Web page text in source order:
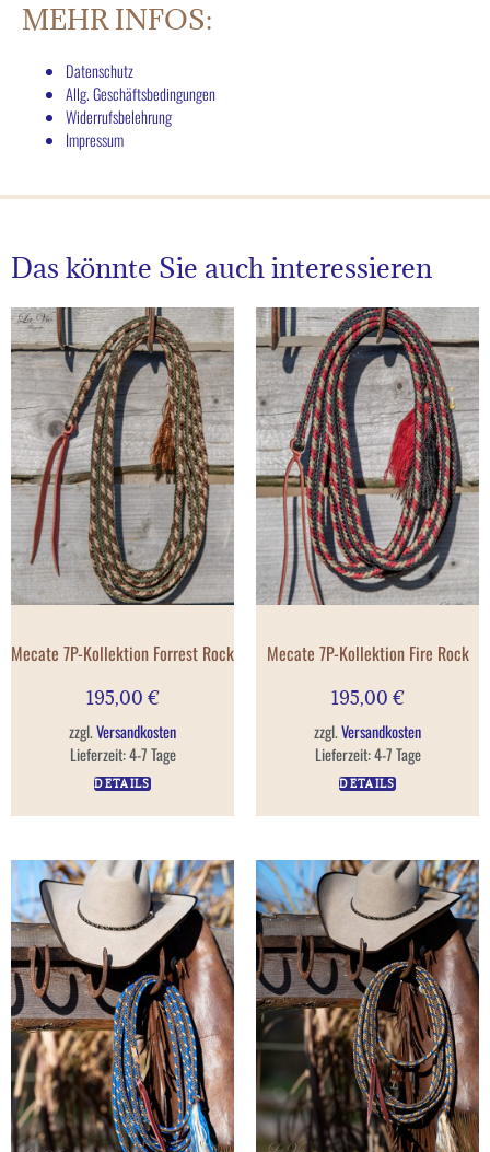
MEHR INFOS:
Datenschutz
Allg. Geschäftsbedingungen
Widerrufsbelehrung
Impressum
Das könnte Sie auch interessieren
Mecate 7P-Kollektion Forrest Rock
195,00 €
zzgl.Versandkosten
Lieferzeit:4-7 Tage
DETAILS
Mecate 7P-Kollektion Fire Rock
195,00 €
zzgl.Versandkosten
Lieferzeit:4-7 Tage
DETAILS